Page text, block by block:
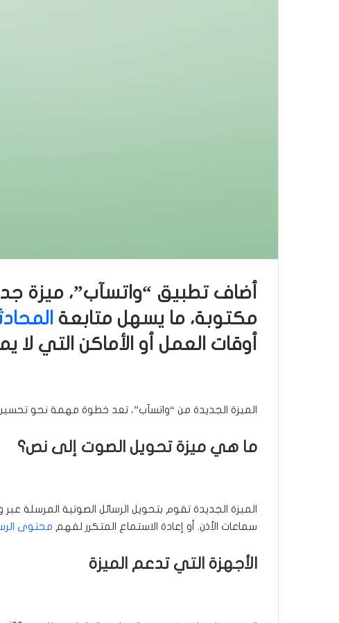
أضاف تطبيق “واتسآب”، ميزة
مكتوبة، ما يسهل متابعة
أوقات العمل أو الأماكن التي
الميزة الجديدة من “واتسآب”، تعد خطوة مهمة نحو
ما هي ميزة تحويل الصوت إلى نص؟
الميزة الجديدة تقوم بتحويل الرسائل الصوتية المرسلة
سماعات الأذن. أو إعادة الاستماع المتكرر لفهم محتوى
الأجهزة التي تدعم الميزة